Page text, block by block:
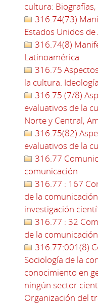
cultura:
316.74(73)
Estados Unidos de
316.74(8)
Latinoamérica
316.75
la cultura. Ideología
316.75 (7/8)
evaluativos de la
Norte y Central,
316.75(82)
evaluativos de la
316.77
comunicación
316.77 : 167
de la
investigación
316.77 : 32
de la
316.77:001(8)
Sociología de la
conocimiento en
ningún sector
Organización del